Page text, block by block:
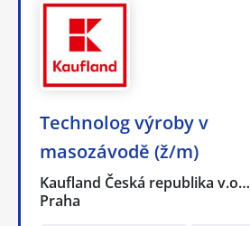
Technolog výroby v
masozávodě (ž/m)
Kaufland Česká republika v.o…
Praha